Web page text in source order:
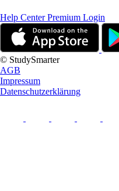
Help CenterPremium Login
© StudySmarter
AGB
Impressum
Datenschutzerklärung